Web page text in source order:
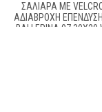
ΣΑΛΙΆΡΑ ΜΕ
ΑΔΙΆΒΡΟΧΗ
BALLERINA 07 30X20